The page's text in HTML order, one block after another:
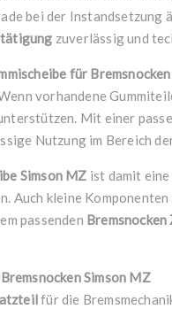
bei der Instandsetzung
zuverlässig und
für Bremsnocken
vorhandene
Mit einer
Nutzung im Bereich
Simson MZ ist damit
Auch kleine
passenden Bremsnocken
Simson MZ
für die